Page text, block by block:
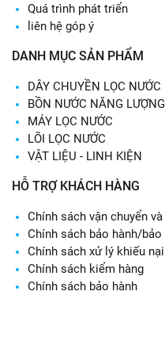
Quá trình phát triển
liên hệ góp ý
DANH MỤC SẢN PHẨM
DÂY CHUYỀN LỌC NƯỚC
BỒN NƯỚC NĂNG LƯỢNG
MÁY LỌC NƯỚC
LÕI LỌC NƯỚC
VẬT LIỆU - LINH KIỆN
HỖ TRỢ KHÁCH HÀNG
Chính sách vận chuyển
Chính sách bảo hành/bảo
Chính sách xử lý khiếu nại
Chính sách kiểm hàng
Chính sách bảo hành